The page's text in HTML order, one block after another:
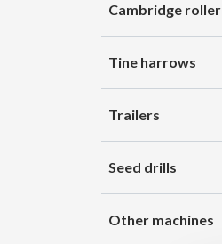
Cambridge roller
Tine harrows
Trailers
Seed drills
Other machines